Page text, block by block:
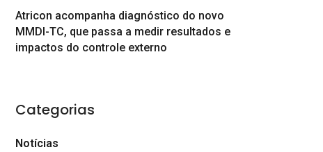
Atricon acompanha diagnóstico do novo
MMDI-TC, que passa a medir resultados e
impactos do controle externo
Categorias
Notícias